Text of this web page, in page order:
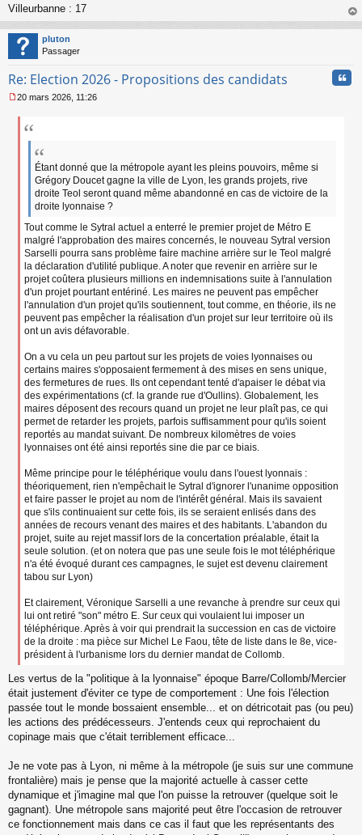
Villeurbanne : 17
au
pluton
Passager
Re: Election 2026 - Propositions des candidats
e
20 mars 2026, 11:26
Étant donné que la métropole ayant les pleins pouvoirs, même si
Grégory Doucet gagne la ville de Lyon, les grands projets, rive
droite Teol seront quand même abandonné en cas de victoire de la
droite lyonnaise ?
Tout comme le Sytral actuel a enterré le premier projet de Métro E
malgré l'approbation des maires concernés, le nouveau Sytral version
Sarselli pourra sans problème faire machine arrière sur le Teol malgré
la déclaration d'utilité publique. A noter que revenir en arrière sur le
projet coûtera plusieurs millions en indemnisations suite à l'annulation
d'un projet pourtant entériné. Les maires ne peuvent pas empêcher
l'annulation d'un projet qu'ils soutiennent, tout comme, en théorie, ils ne
peuvent pas empêcher la réalisation d'un projet sur leur territoire où ils
ont un avis défavorable.
On a vu cela un peu partout sur les projets de voies lyonnaises ou
certains maires s'opposaient fermement à des mises en sens unique,
des fermetures de rues. Ils ont cependant tenté d'apaiser le débat via
des expérimentations (cf. la grande rue d'Oullins). Globalement, les
maires déposent des recours quand un projet ne leur plaît pas, ce qui
permet de retarder les projets, parfois suffisamment pour qu'ils soient
reportés au mandat suivant. De nombreux kilomètres de voies
lyonnaises ont été ainsi reportés sine die par ce biais.
Même principe pour le téléphérique voulu dans l'ouest lyonnais :
théoriquement, rien n'empêchait le Sytral d'ignorer l'unanime opposition
et faire passer le projet au nom de l'intérêt général. Mais ils savaient
que s'ils continuaient sur cette fois, ils se seraient enlisés dans des
années de recours venant des maires et des habitants. L'abandon du
projet, suite au rejet massif lors de la concertation préalable, était la
seule solution. (et on notera que pas une seule fois le mot téléphérique
n'a été évoqué durant ces campagnes, le sujet est devenu clairement
tabou sur Lyon)
Et clairement, Véronique Sarselli a une revanche à prendre sur ceux qui
lui ont retiré "son" métro E. Sur ceux qui voulaient lui imposer un
téléphérique. Après à voir qui prendrait la succession en cas de victoire
de la droite : ma pièce sur Michel Le Faou, tête de liste dans le 8e, vice-
président à l'urbanisme lors du dernier mandat de Collomb.
Les vertus de la "politique à la lyonnaise" époque Barre/Collomb/Mercier
était justement d'éviter ce type de comportement : Une fois l'élection
passée tout le monde bossaient ensemble... et on détricotait pas (ou peu)
les actions des prédécesseurs. J'entends ceux qui reprochaient du
copinage mais que c'était terriblement efficace...
Je ne vote pas à Lyon, ni même à la métropole (je suis sur une commune
frontalière) mais je pense que la majorité actuelle à casser cette
dynamique et j'imagine mal que l'on puisse la retrouver (quelque soit le
gagnant). Une métropole sans majorité peut être l'occasion de retrouver
ce fonctionnement mais dans ce cas il faut que les représentants des